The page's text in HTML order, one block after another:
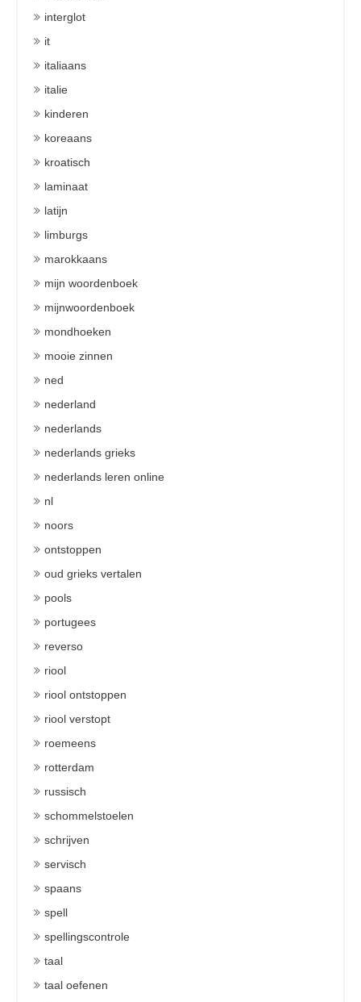
interglot
it
italiaans
italie
kinderen
koreaans
kroatisch
laminaat
latijn
limburgs
marokkaans
mijn woordenboek
mijnwoordenboek
mondhoeken
mooie zinnen
ned
nederland
nederlands
nederlands grieks
nederlands leren online
nl
noors
ontstoppen
oud grieks vertalen
pools
portugees
reverso
riool
riool ontstoppen
riool verstopt
roemeens
rotterdam
russisch
schommelstoelen
schrijven
servisch
spaans
spell
spellingscontrole
taal
taal oefenen